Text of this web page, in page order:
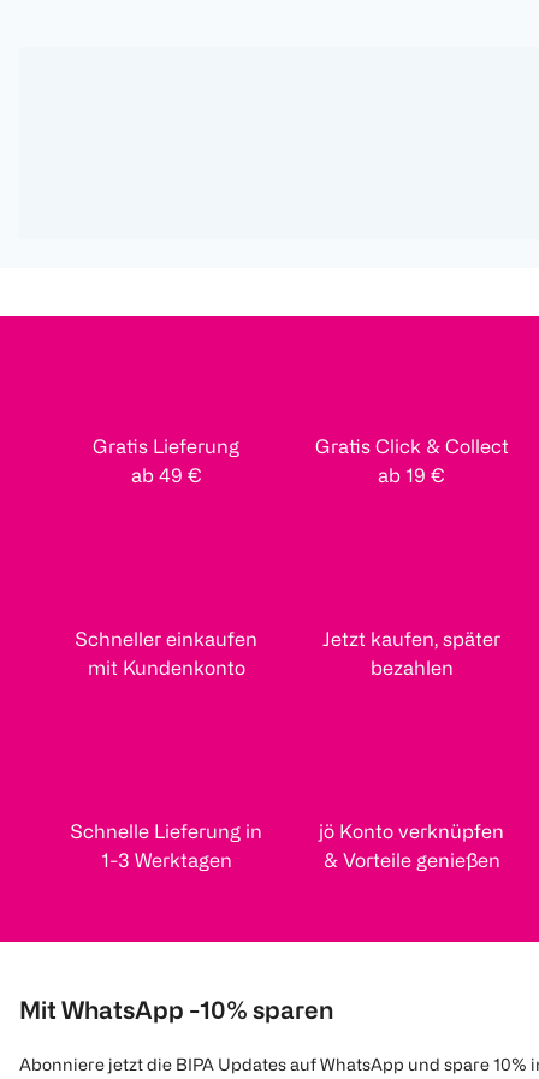
Gratis Lieferung
ab 49 €
Gratis Click & Collect
ab 19 €
Schneller einkaufen
mit Kundenkonto
Jetzt kaufen, später
bezahlen
Schnelle Lieferung in
1-3 Werktagen
jö Konto verknüpfen
& Vorteile genießen
Mit WhatsApp -10% sparen
Abonniere jetzt die BIPA Updates auf WhatsApp und spare 10%